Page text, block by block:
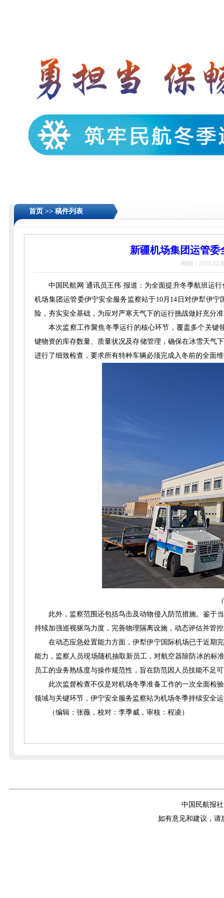
首页 >> 稿件列表
新疆机场集团运管
时间：2025-12-
中国民航网 通讯员王伟 报道：为全面提升冬季航班运
机场集团运管委伊宁安全服务监察站于10月14日对伊犁伊
险，夯实安全基础，为应对严寒天气下的运行挑战做好充分
本次监察工作聚焦冬季运行的核心环节，覆盖多个关
键物资的库存数量、质量状况及存储管理，确保在冰雪天气
进行了细致检查，要求所有特种车辆必须完成入冬前的全面
此外，监察范围还包括鸟击及动物侵入防范措施。鉴于
持续加强巡视驱鸟力度，完善物理隔离设施，动态评估并管
在动态应急处置能力方面，伊犁伊宁国际机场已于近期
能力，监察人员现场随机抽取新员工，对航空器除防冰的标
员工的业务熟练度与操作规范性，旨在防范因人员技能不足
此次监督检查不仅是对机场冬季准备工作的一次全面检
领域与关键环节，伊宁安全服务监察站为机场冬季持续安全
（编辑：张薇，校对：李季威，审核：程凌）
中国民航报
如有意见和建议，请